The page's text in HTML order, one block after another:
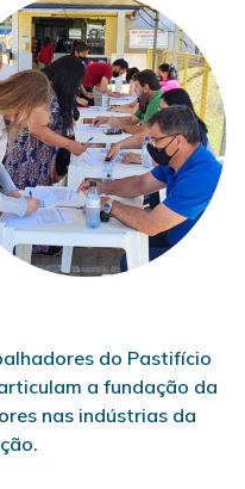
do Pastifício
a fundação da
nas indústrias da